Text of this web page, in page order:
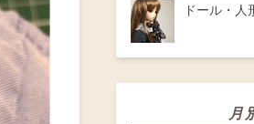
ドール・人
月